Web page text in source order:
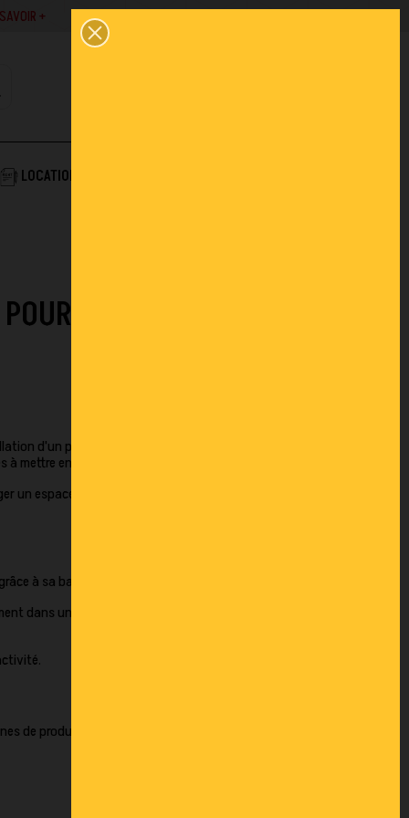
+
LOCATION
CRÉER UN ESPACE DE
d'un poste de supervision, mise en place d'un
mettre en œuvre et économiques.
un espace fonctionnel sans engager de lourds
à sa base compatible avec les fourches.
dans un atelier, un entrepôt ou un site de
de production ou de la réorganisation des flux